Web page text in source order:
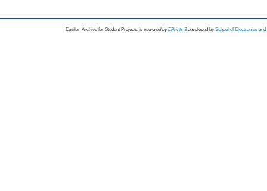
Epsilon Archive for Student Projects is powored byEPrints 3 developed by School of Electronics